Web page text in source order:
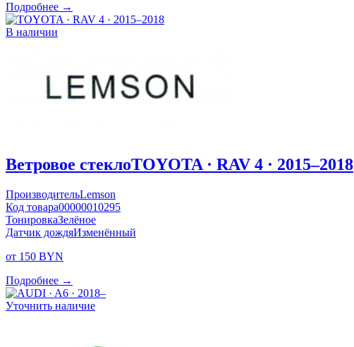
Подробнее →
В наличии
Ветровое стеклоTOYOTA · RAV 4 · 2015–2018
ПроизводительLemson
Код товара00000010295
ТонировкаЗелёное
Датчик дождяИзменённый
от 150 BYN
Подробнее →
Уточнить наличие